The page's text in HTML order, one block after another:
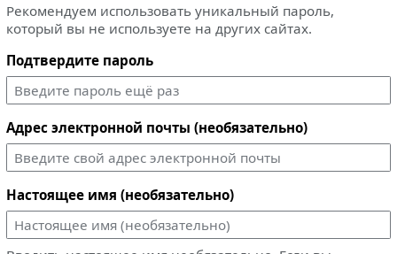
Рекомендуем использовать уникальный пароль,
который вы не используете на других сайтах.
Подтвердите пароль
Адрес электронной почты (необязательно)
Настоящее имя (необязательно)